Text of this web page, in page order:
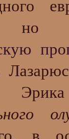
в